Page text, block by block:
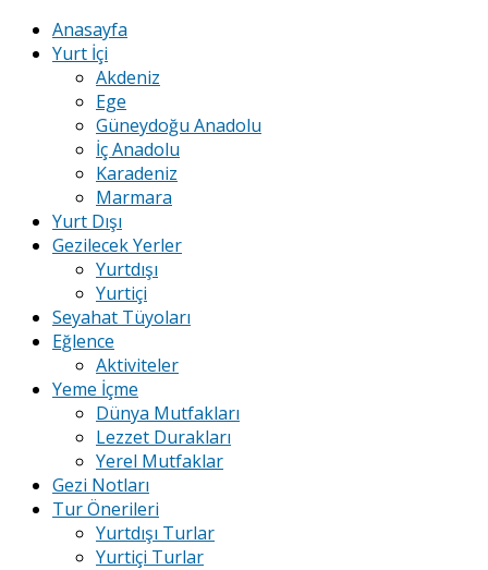
Anasayfa
Yurt İçi
Akdeniz
Ege
Güneydoğu Anadolu
İç Anadolu
Karadeniz
Marmara
Yurt Dışı
Gezilecek Yerler
Yurtdışı
Yurtiçi
Seyahat Tüyoları
Eğlence
Aktiviteler
Yeme İçme
Dünya Mutfakları
Lezzet Durakları
Yerel Mutfaklar
Gezi Notları
Tur Önerileri
Yurtdışı Turlar
Yurtiçi Turlar